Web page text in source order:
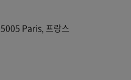
Paris, 프랑스